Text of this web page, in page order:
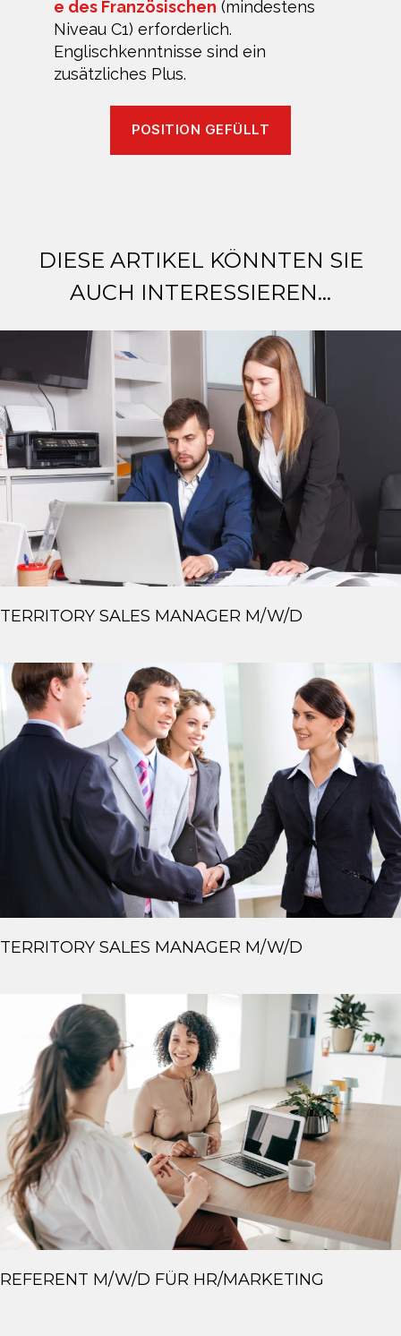
e des Französischen (mindestens
Niveau C1) erforderlich.
Englischkenntnisse sind ein
zusätzliches Plus.
POSITION GEFÜLLT
DIESE ARTIKEL KÖNNTEN SIE
AUCH INTERESSIEREN...
TERRITORY SALES MANAGER M/W/D
TERRITORY SALES MANAGER M/W/D
REFERENT M/W/D FÜR HR/MARKETING